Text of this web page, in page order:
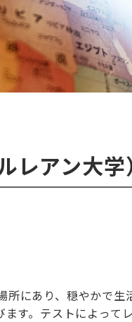
レアン大
にあり、穏やかで
す。テストによっ